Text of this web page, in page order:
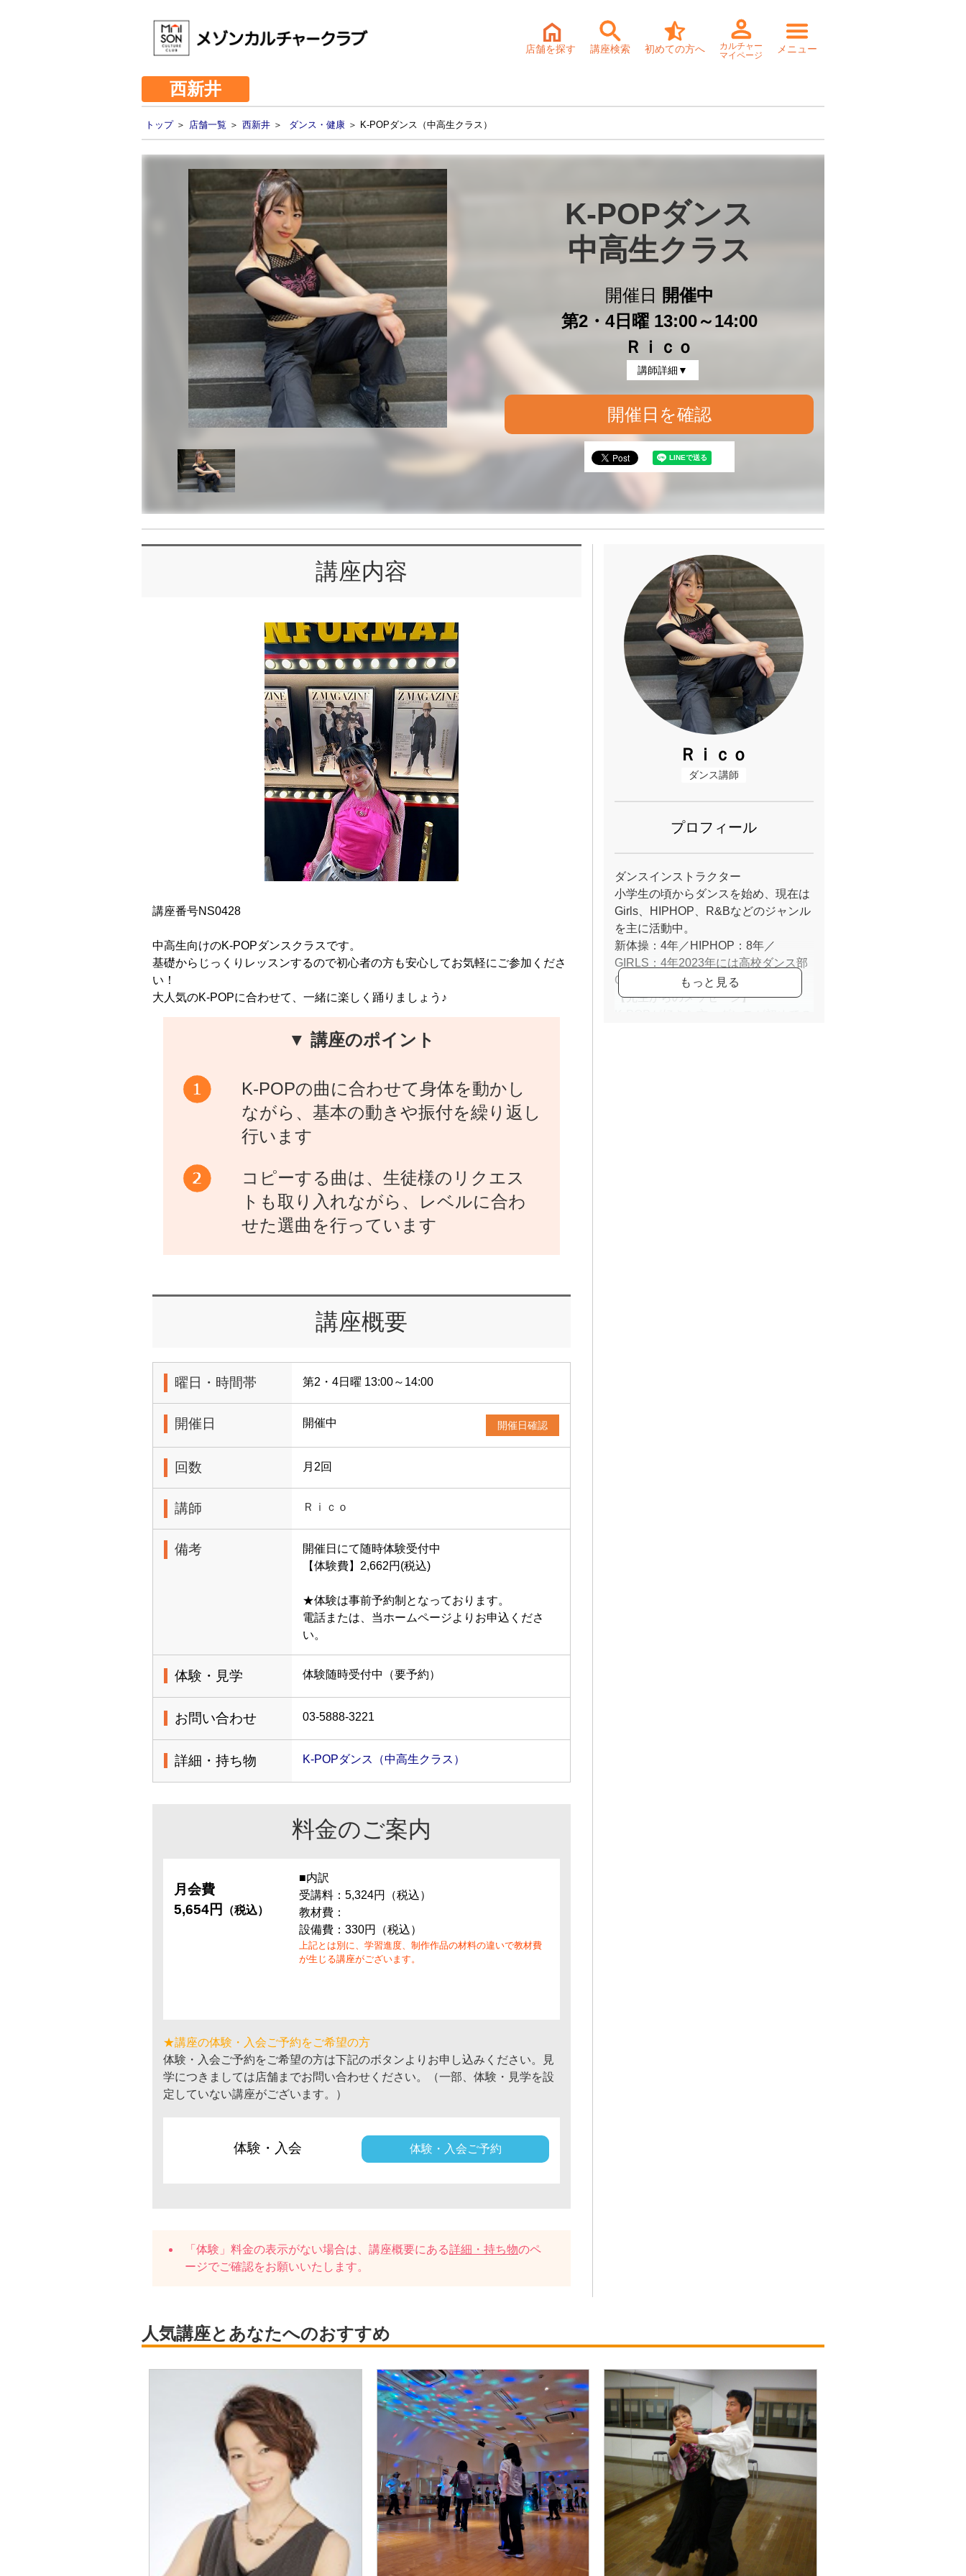
店舗を探す 講座検索 初めての方へ
カルチャー
マイページ
メニュー
西新井
トップ＞ 店舗一覧 ＞ 西新井 ＞ ダンス・健康 ＞ K-POPダンス（中高生クラス）
K-POPダンス
中高生クラス
開催日
開催中
第2・4日曜 13:00～14:00
Ｒｉｃｏ
講師詳細▼
開催日を確認
講座内容
講座番号NS0428
中高生向けのK-POPダンスクラスです。
基礎からじっくりレッスンするので初心者の方も安心してお気軽にご参加くださ
い！
大人気のK-POPに合わせて、一緒に楽しく踊りましょう♪
▼ 講座のポイント
K-POPの曲に合わせて身体を動かし
ながら、基本の動きや振付を繰り返し
行います
コピーする曲は、生徒様のリクエス
トも取り入れながら、レベルに合わ
せた選曲を行っています
講座概要
曜日・時間帯 第2・4日曜 13:00～14:00
開催日 開催中 開催日確認
回数 月2回
講師 Ｒｉｃｏ
備考
開催日にて随時体験受付中
【体験費】2,662円(税込)
★体験は事前予約制となっております。
電話または、当ホームページよりお申込くださ
い。
体験・見学 体験随時受付中（要予約）
お問い合わせ 03-5888-3221
詳細・持ち物 K-POPダンス（中高生クラス）
料金のご案内
月会費
5,654円
（税込）
■内訳
受講料：5,324円（税込）
教材費：
設備費：330円（税込）
上記とは別に、学習進度、制作作品の材料の違いで教材費
が生じる講座がございます。
★講座の体験・入会ご予約をご希望の方
体験・入会ご予約をご希望の方は下記のボタンよりお申し込みください。見
学につきましては店舗までお問い合わせください。（一部、体験・見学を設
定していない講座がございます。）
体験・入会 体験・入会ご予約
「体験」料金の表示がない場合は、講座概要にある詳細・持ち物のペ
ージでご確認をお願いいたします。
Ｒｉｃｏ
ダンス講師
プロフィール
ダンスインストラクター
小学生の頃からダンスを始め、現在は
Girls、HIPHOP、R&Bなどのジャンル
を主に活動中。
新体操：4年／HIPHOP：8年／
GIRLS：4年2023年には高校ダンス部
OG（アシスタント）
【先生からのメッセージ】